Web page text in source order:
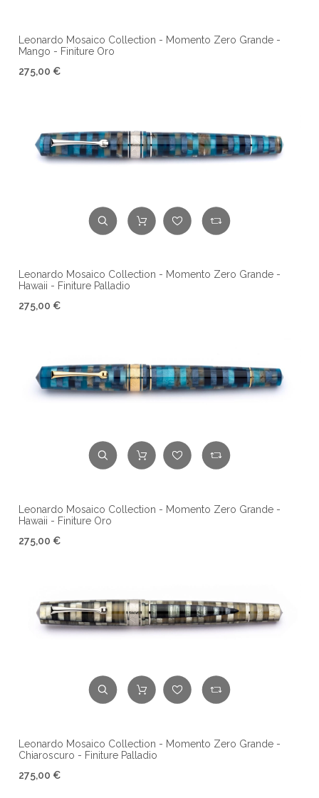
Leonardo Mosaico Collection - Momento Zero Grande -
Mango - Finiture Oro
275,00 €
Leonardo Mosaico Collection - Momento Zero Grande -
Hawaii - Finiture Palladio
275,00 €
Leonardo Mosaico Collection - Momento Zero Grande -
Hawaii - Finiture Oro
275,00 €
Leonardo Mosaico Collection - Momento Zero Grande -
Chiaroscuro - Finiture Palladio
275,00 €